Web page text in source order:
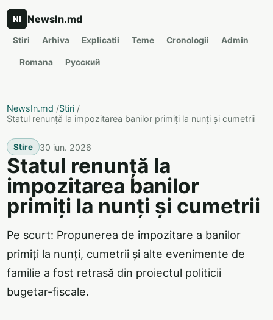
NI NewsIn.md
Stiri Arhiva Explicatii Teme Cronologii Admin
Romana Русский
NewsIn.md /Stiri /
Statul renunță la impozitarea banilor primiți la nunți și cumetrii
Stire 30 iun. 2026
Statul renunță la
impozitarea banilor
primiți la nunți și cumetrii
Pe scurt: Propunerea de impozitare a banilor
primiți la nunți, cumetrii și alte evenimente de
familie a fost retrasă din proiectul politicii
bugetar-fiscale.